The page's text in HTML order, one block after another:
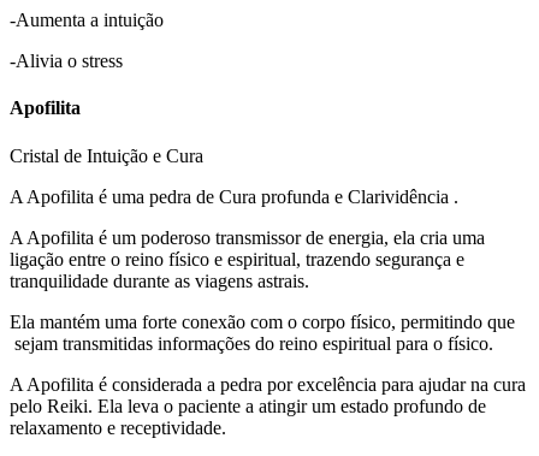
-Aumenta a intuição
-Alivia o stress
Apofilita
Cristal de Intuição e Cura
A Apofilita é uma pedra de Cura profunda e Clarividência .
A Apofilita é um poderoso transmissor de energia, ela cria uma
ligação entre o reino físico e espiritual, trazendo segurança e
tranquilidade durante as viagens astrais.
Ela mantém uma forte conexão com o corpo físico, permitindo que
sejam transmitidas informações do reino espiritual para o físico.
A Apofilita é considerada a pedra por excelência para ajudar na cura
pelo Reiki. Ela leva o paciente a atingir um estado profundo de
relaxamento e receptividade.